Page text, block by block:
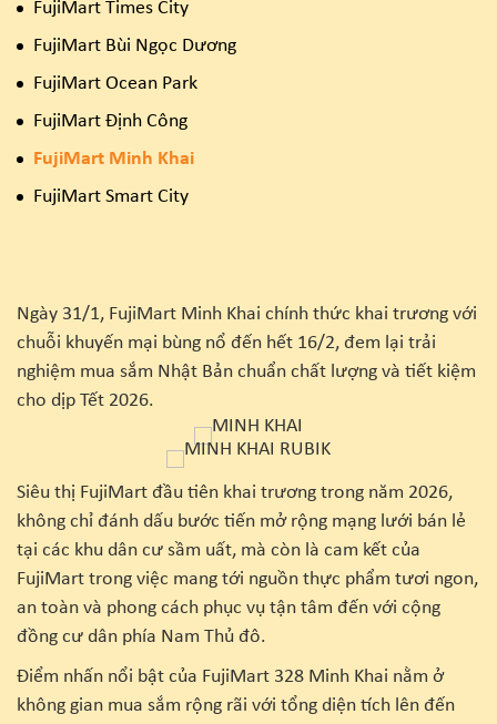
FujiMart Times City
FujiMart Bùi Ngọc Dương
FujiMart Ocean Park
FujiMart Định Công
FujiMart Minh Khai
FujiMart Smart City
Ngày 31/1, FujiMart Minh Khai chính thức khai trương với
chuỗi khuyến mại bùng nổ đến hết 16/2, đem lại trải
nghiệm mua sắm Nhật Bản chuẩn chất lượng và tiết kiệm
cho dịp Tết 2026.
Siêu thị FujiMart đầu tiên khai trương trong năm 2026,
không chỉ đánh dấu bước tiến mở rộng mạng lưới bán lẻ
tại các khu dân cư sầm uất, mà còn là cam kết của
FujiMart trong việc mang tới nguồn thực phẩm tươi ngon,
an toàn và phong cách phục vụ tận tâm đến với cộng
đồng cư dân phía Nam Thủ đô.
Điểm nhấn nổi bật của FujiMart 328 Minh Khai nằm ở
không gian mua sắm rộng rãi với tổng diện tích lên đến